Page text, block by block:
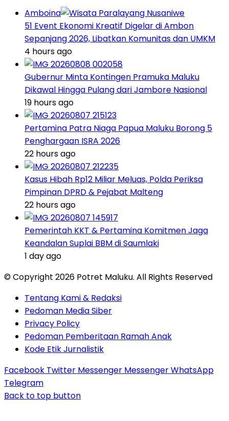
Amboina
51 Event Ekonomi Kreatif Digelar di Ambon
Sepanjang 2026, Libatkan Komunitas dan UMKM
4 hours ago
Gubernur Minta Kontingen Pramuka Maluku
Dikawal Hingga Pulang dari Jambore Nasional
19 hours ago
Pertamina Patra Niaga Papua Maluku Borong 5
Penghargaan ISRA 2026
22 hours ago
Kasus Hibah Rp12 Miliar Meluas, Polda Periksa
Pimpinan DPRD & Pejabat Malteng
22 hours ago
Pemerintah KKT & Pertamina Komitmen Jaga
Keandalan Suplai BBM di Saumlaki
1 day ago
© Copyright 2026 Potret Maluku. All Rights Reserved
Tentang Kami & Redaksi
Pedoman Media Siber
Privacy Policy
Pedoman Pemberitaan Ramah Anak
Kode Etik Jurnalistik
Facebook Twitter Messenger MessengerWhatsApp
Telegram
Back to top button